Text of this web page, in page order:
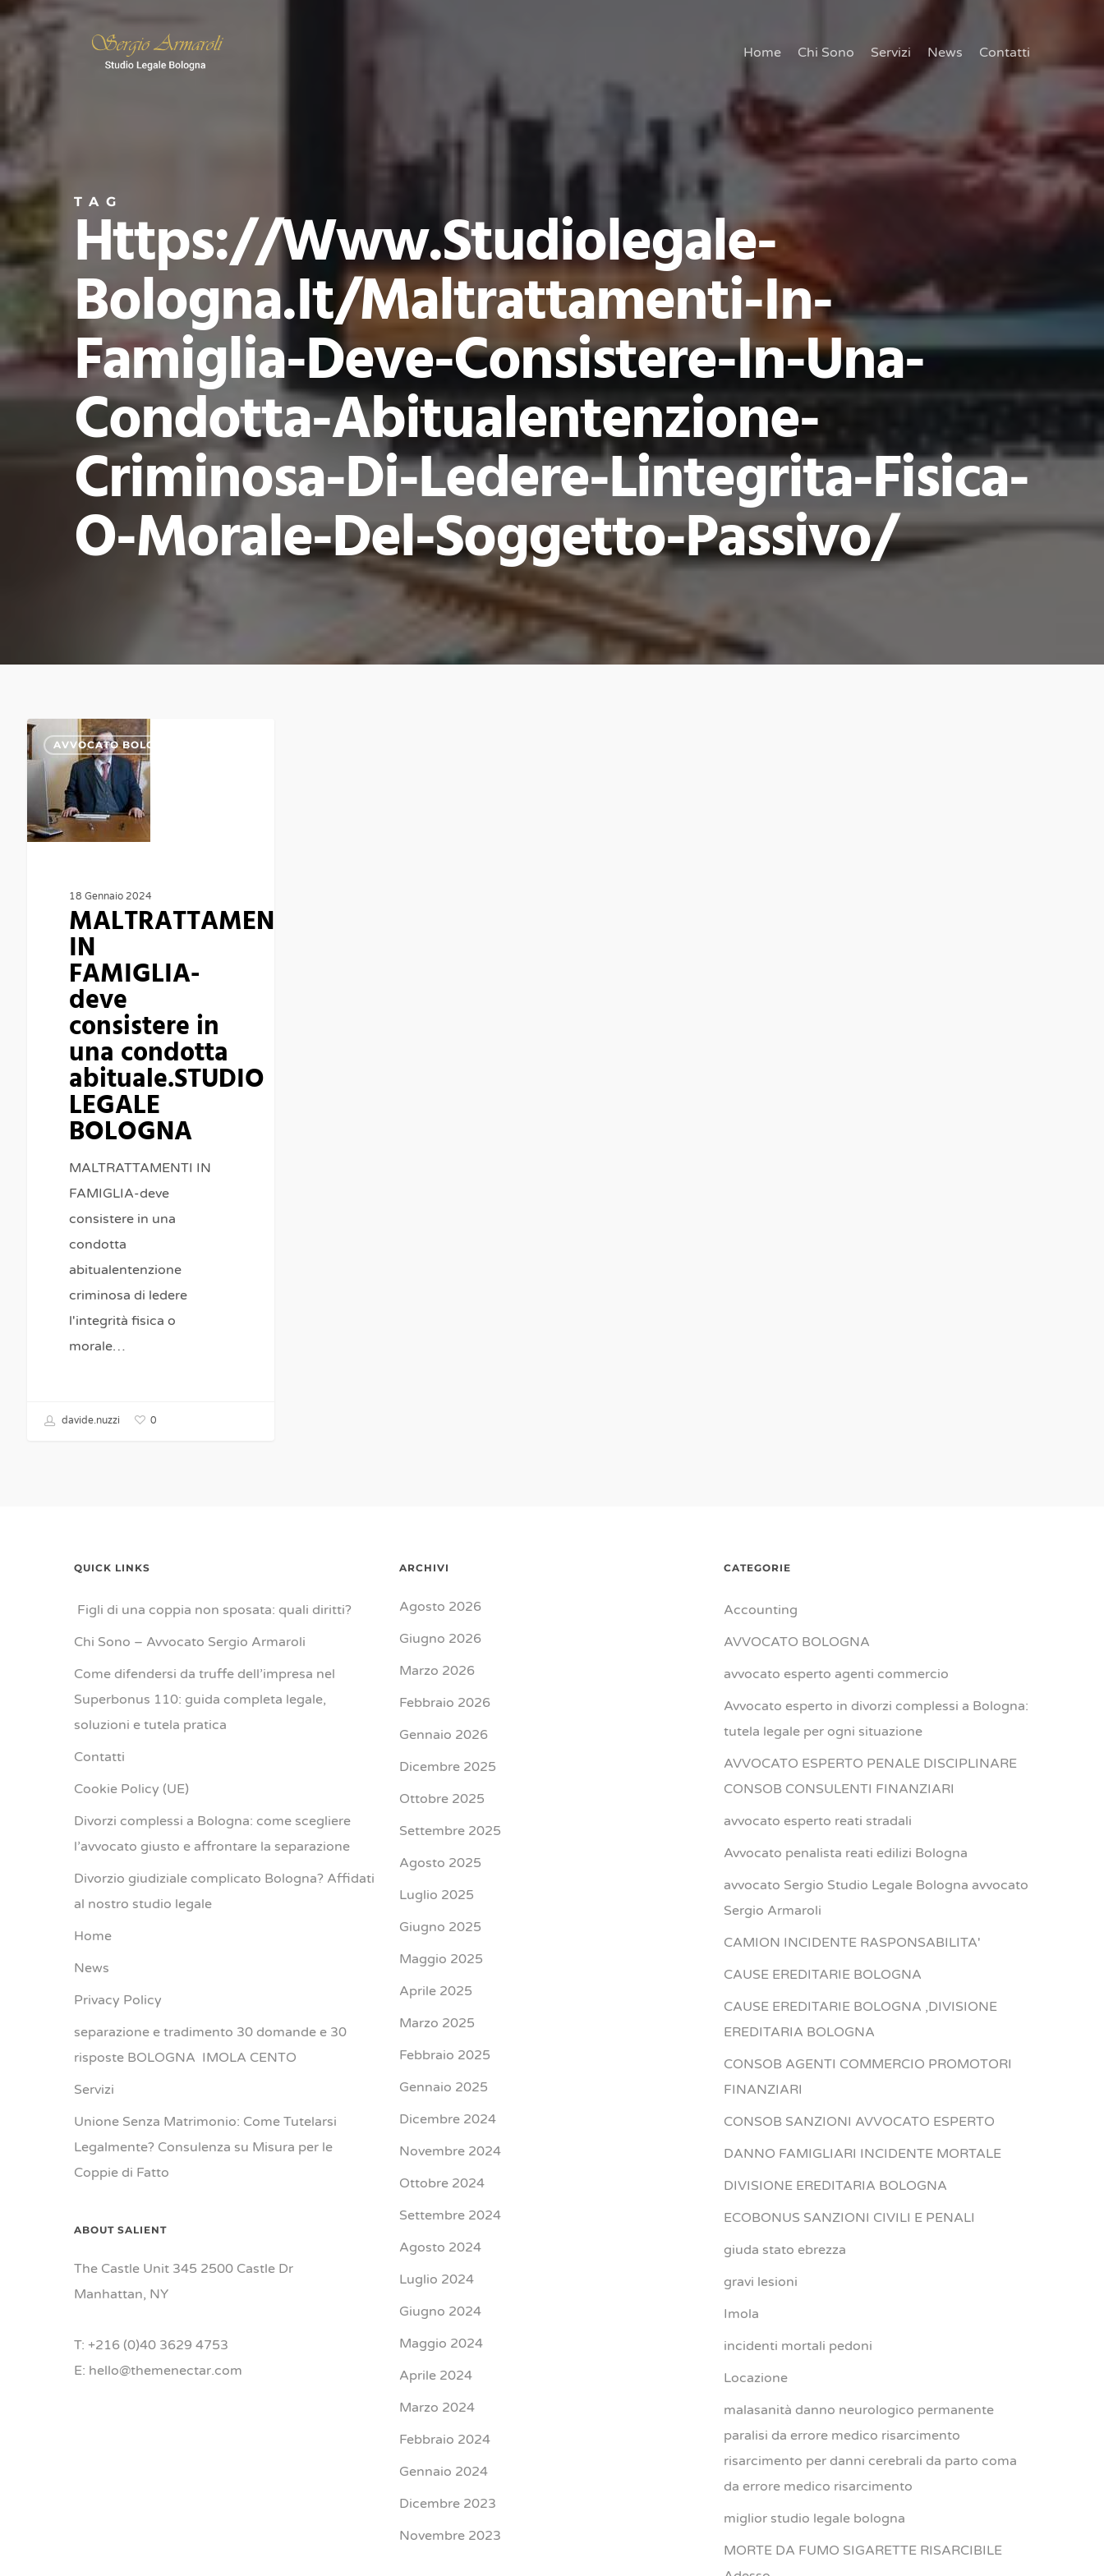
Skip
Home Chi Sono Servizi News Contatti
TAG
Https://www.studiolegale-
Bologna.it/maltrattamenti-In-
Famiglia-Deve-Consistere-In-Una-
Condotta-Abitualentenzione-
Criminosa-Di-Ledere-Lintegrita-Fisica-
O-Morale-Del-Soggetto-Passivo/
MALTRATTAMENTI
IN
FAMIGLIA-
deve
consistere
condotta
abituale.STUDIO
LEGALE
BOLOGNA
AVVOCATO BOLOGNA
18 Gennaio 2024
MALTRATTAMENTI
IN
FAMIGLIA-
deve
consistere in
una condotta
abituale.STUDIO
LEGALE
BOLOGNA
MALTRATTAMENTI IN
FAMIGLIA-deve
consistere in una
condotta
abitualentenzione
criminosa di ledere
l'integrità fisica o
morale…
davide.nuzzi 0
QUICK LINKS
Figli di una coppia non sposata: quali diritti?
Chi Sono – Avvocato Sergio Armaroli
Come difendersi da truffe dell’impresa nel
Superbonus 110: guida completa legale,
soluzioni e tutela pratica
Contatti
Cookie Policy (UE)
Divorzi complessi a Bologna: come scegliere
l’avvocato giusto e affrontare la separazione
Divorzio giudiziale complicato Bologna? Affidati
al nostro studio legale
Home
News
Privacy Policy
separazione e tradimento 30 domande e 30
risposte BOLOGNA IMOLA CENTO
Servizi
Unione Senza Matrimonio: Come Tutelarsi
Legalmente? Consulenza su Misura per le
Coppie di Fatto
ABOUT SALIENT
The Castle Unit 345 2500 Castle Dr
Manhattan, NY
T: +216 (0)40 3629 4753
E: hello@themenectar.com
ARCHIVI
Agosto 2026
Giugno 2026
Marzo 2026
Febbraio 2026
Gennaio 2026
Dicembre 2025
Ottobre 2025
Settembre 2025
Agosto 2025
Luglio 2025
Giugno 2025
Maggio 2025
Aprile 2025
Marzo 2025
Febbraio 2025
Gennaio 2025
Dicembre 2024
Novembre 2024
Ottobre 2024
Settembre 2024
Agosto 2024
Luglio 2024
Giugno 2024
Maggio 2024
Aprile 2024
Marzo 2024
Febbraio 2024
Gennaio 2024
Dicembre 2023
Novembre 2023
CATEGORIE
Accounting
AVVOCATO BOLOGNA
avvocato esperto agenti commercio
Avvocato esperto in divorzi complessi a Bologna:
tutela legale per ogni situazione
AVVOCATO ESPERTO PENALE DISCIPLINARE
CONSOB CONSULENTI FINANZIARI
avvocato esperto reati stradali
Avvocato penalista reati edilizi Bologna
avvocato Sergio Studio Legale Bologna avvocato
Sergio Armaroli
CAMION INCIDENTE RASPONSABILITA'
CAUSE EREDITARIE BOLOGNA
CAUSE EREDITARIE BOLOGNA ,DIVISIONE
EREDITARIA BOLOGNA
CONSOB AGENTI COMMERCIO PROMOTORI
FINANZIARI
CONSOB SANZIONI AVVOCATO ESPERTO
DANNO FAMIGLIARI INCIDENTE MORTALE
DIVISIONE EREDITARIA BOLOGNA
ECOBONUS SANZIONI CIVILI E PENALI
giuda stato ebrezza
gravi lesioni
Imola
incidenti mortali pedoni
Locazione
malasanità danno neurologico permanente
paralisi da errore medico risarcimento
risarcimento per danni cerebrali da parto coma
da errore medico risarcimento
miglior studio legale bologna
MORTE DA FUMO SIGARETTE RISARCIBILE